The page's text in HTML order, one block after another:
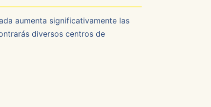
aumenta significativamente las
diversos centros de